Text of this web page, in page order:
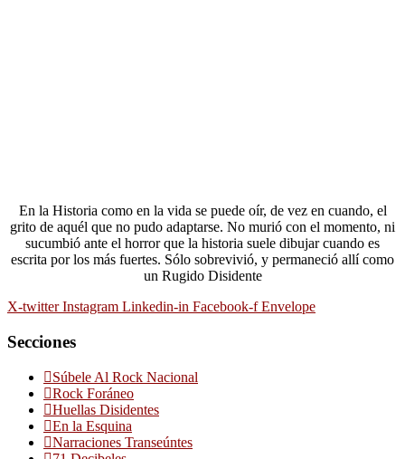
En la Historia como en la vida se puede oír, de vez en cuando, el
grito de aquél que no pudo adaptarse. No murió con el momento, ni
sucumbió ante el horror que la historia suele dibujar cuando es
escrita por los más fuertes. Sólo sobrevivió, y permaneció allí como
un Rugido Disidente
X-twitter Instagram Linkedin-in Facebook-f Envelope
Secciones
Súbele Al Rock Nacional
Rock Foráneo
Huellas Disidentes
En la Esquina
Narraciones Transeúntes